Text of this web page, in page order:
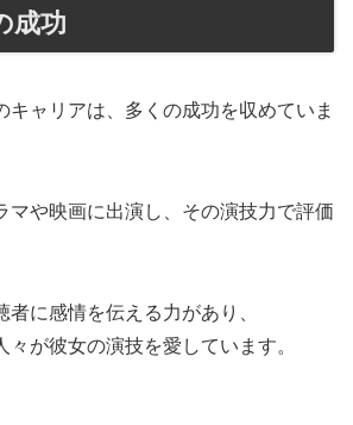
成功
キャリアは、多くの成功を収めていま
マや映画に出演し、その演技力で評価
に感情を伝える力があり、
々が彼女の演技を愛しています。